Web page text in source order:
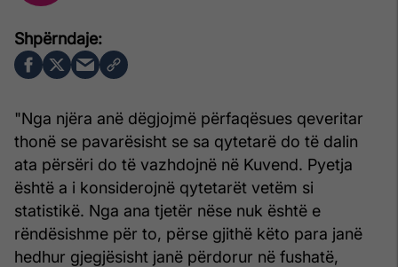
"Nga njëra anë dëgjojmë përfaqësues qeveritar
thonë se pavarësisht se sa qytetarë do të dalin
ata përsëri do të vazhdojnë në Kuvend. Pyetja
është a i konsiderojnë qytetarët vetëm si
statistikë. Nga ana tjetër nëse nuk është e
rëndësishme për to, përse gjithë këto para janë
hedhur gjegjësisht janë përdorur në fushatë,